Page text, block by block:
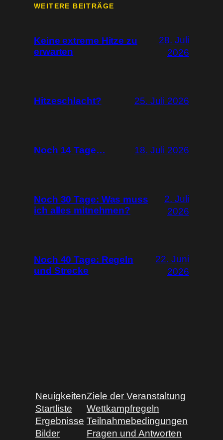
WEITERE BEITRÄGE
Keine extreme Hitze zu
erwarten
28. Juli
2026
Hitzeschlacht? 25. Juli 2026
Noch 14 Tage… 18. Juli 2026
Noch 30 Tage: Was muss
ich alles mitnehmen?
2. Juli
2026
Noch 40 Tage: Regeln
und Strecke
22. Juni
2026
Neuigkeiten
Startliste
Ergebnisse
Bilder
Ziele der Veranstaltung
Wettkampfregeln
Teilnahmebedingungen
Fragen und Antworten